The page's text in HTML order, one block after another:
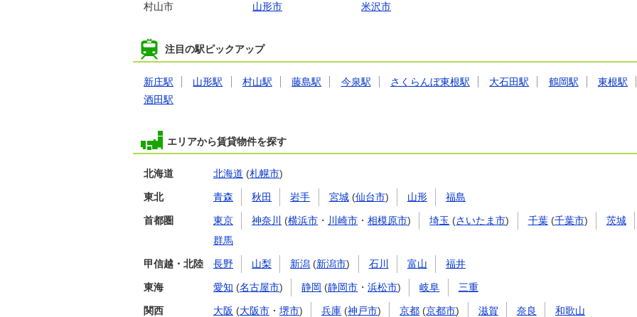
村山市
山形市 米沢市
注目の駅ピックアップ
新庄駅 山形駅 村山駅 藤島駅 今泉駅 さくらんぼ東根駅 大石田駅 鶴岡駅
東根駅
酒田駅
エリアから賃貸物件を探す
北海道 北海道 (札幌市)
東北 青森 秋田 岩手 宮城(仙台市) 山形 福島
首都圏 東京 神奈川 (横浜市 ・ 川崎市 ・相模原市) 埼玉 (さいたま市) 千葉(千葉市) 茨城
群馬
甲信越・北陸 長野 山梨 新潟 (新潟市) 石川 富山 福井
東海 愛知 (名古屋市) 静岡 (静岡市 ・浜松市) 岐阜 三重
関西 大阪 (大阪市 ・ 堺市) 兵庫 (神戸市) 京都 (京都市) 滋賀 奈良 和歌山